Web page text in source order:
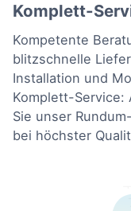
Komplett-
Kompetente
blitzschnelle
Installation und
Komplett-Service:
Sie unser
bei höchster